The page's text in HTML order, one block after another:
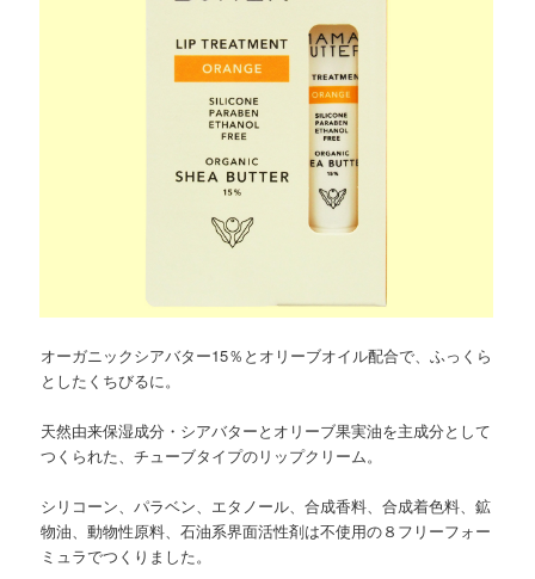
オーガニックシアバター15％とオリーブオイル配合で、ふっくら
としたくちびるに。
天然由来保湿成分・シアバターとオリーブ果実油を主成分として
つくられた、チューブタイプのリップクリーム。
シリコーン、パラベン、エタノール、合成香料、合成着色料、鉱
物油、動物性原料、石油系界面活性剤は不使用の８フリーフォー
ミュラでつくりました。